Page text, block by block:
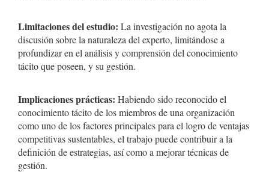
Limitaciones del estudio: La investigación no agota la
discusión sobre la naturaleza del experto, limitándose a
profundizar en el análisis y comprensión del conocimiento
tácito que poseen, y su gestión.
Implicaciones prácticas: Habiendo sido reconocido el
conocimiento tácito de los miembros de una organización
como uno de los factores principales para el logro de ventajas
competitivas sustentables, el trabajo puede contribuir a la
definición de estrategias, así como a mejorar técnicas de
gestión.